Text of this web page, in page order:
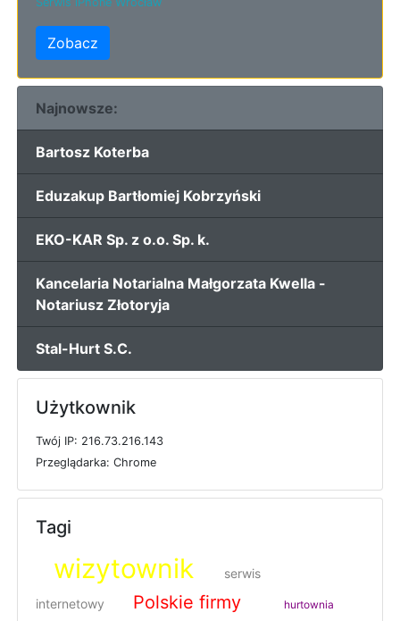
Zobacz
Najnowsze:
Bartosz Koterba
Eduzakup Bartłomiej Kobrzyński
EKO-KAR Sp. z o.o. Sp. k.
Kancelaria Notarialna Małgorzata Kwella -
Notariusz Złotoryja
Stal-Hurt S.C.
Użytkownik
Twój IP: 216.73.216.143
Przeglądarka: Chrome
Tagi
wizytownik
serwis
internetowy
Polskie firmy hurtownia